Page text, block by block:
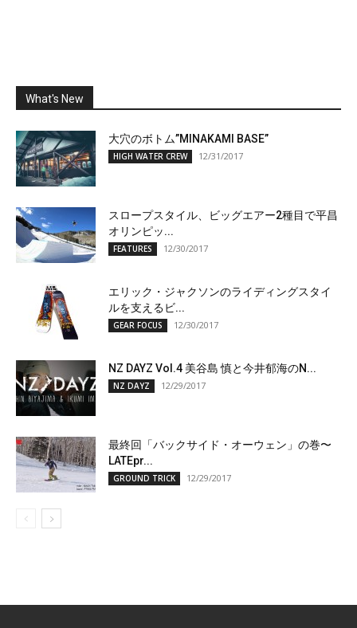
What's New
大穴のボトム”MINAKAMI BASE”
HIGH WATER CREW 12/31/2017
スロープスタイル、ビッグエアー2種目で平昌
オリンピッ...
FEATURES 12/30/2017
エリック・ジャクソンのライディングスタイ
ルを支えるビ...
GEAR FOCUS 12/30/2017
NZ DAYZ Vol.4 美谷島 慎と今井郁海のN...
NZ DAYZ 12/29/2017
最終回「バックサイド・オーウェン」の巻〜
LATEpr...
GROUND TRICK 12/29/2017